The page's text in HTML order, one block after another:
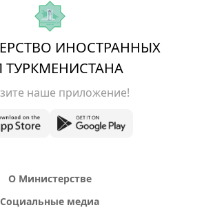
ИНОСТРАННЫХ
ТУРКМЕНИСТАНА
наше приложение!
О Министерстве
Социальные медиа